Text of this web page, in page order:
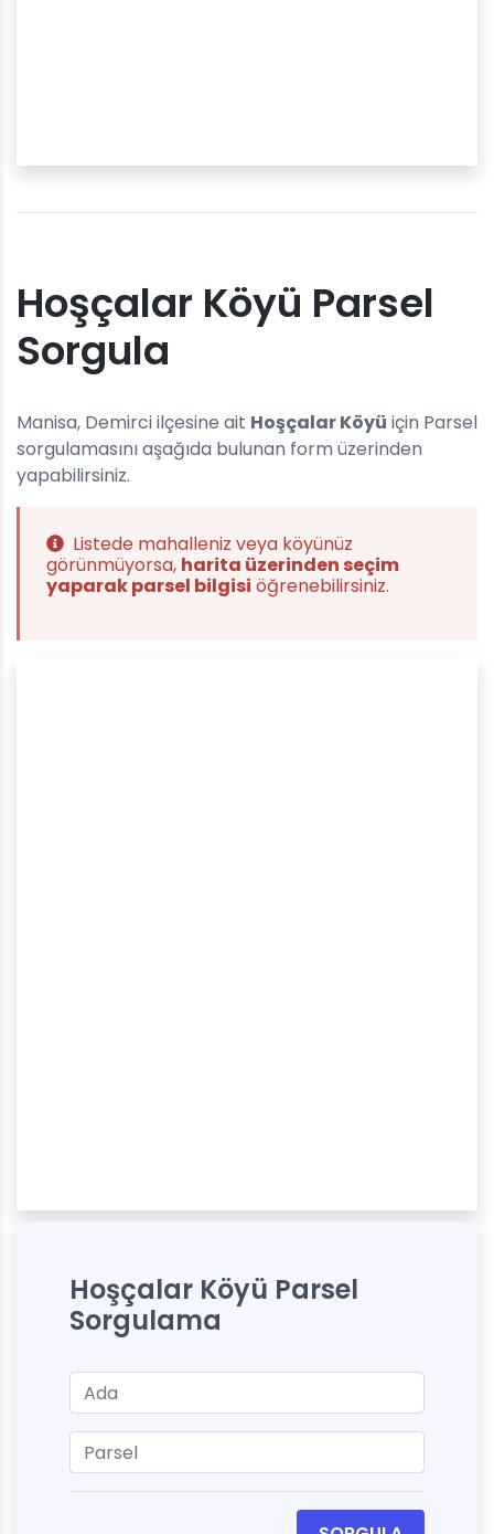
Hoşçalar Köyü Parsel
Sorgula
Manisa, Demirci ilçesine ait Hoşçalar Köyü için Parsel
sorgulamasını aşağıda bulunan form üzerinden
yapabilirsiniz.
Listede mahalleniz veya köyünüz
görünmüyorsa, harita üzerinden seçim
yaparak parsel bilgisi öğrenebilirsiniz.
Hoşçalar Köyü Parsel
Sorgulama